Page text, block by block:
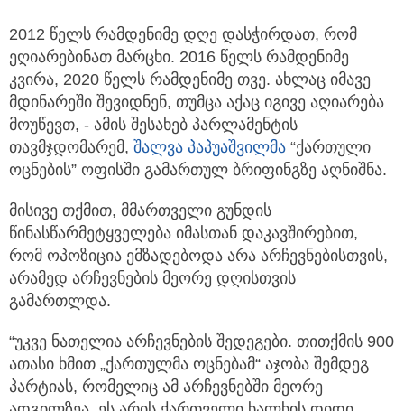
2012 წელს რამდენიმე დღე დასჭირდათ, რომ
ეღიარებინათ მარცხი. 2016 წელს რამდენიმე
კვირა, 2020 წელს რამდენიმე თვე. ახლაც იმავე
მდინარეში შევიდნენ, თუმცა აქაც იგივე აღიარება
მოუწევთ, - ამის შესახებ პარლამენტის
თავმჯდომარემ, შალვა პაპუაშვილმა “ქართული
ოცნების” ოფისში გამართულ ბრიფინგზე აღნიშნა.
მისივე თქმით, მმართველი გუნდის
წინასწარმეტყველება იმასთან დაკავშირებით,
რომ ოპოზიცია ემზადებოდა არა არჩევნებისთვის,
არამედ არჩევნების მეორე დღისთვის
გამართლდა.
“უკვე ნათელია არჩევნების შედეგები. თითქმის 900
ათასი ხმით „ქართულმა ოცნებამ“ აჯობა შემდეგ
პარტიას, რომელიც ამ არჩევნებში მეორე